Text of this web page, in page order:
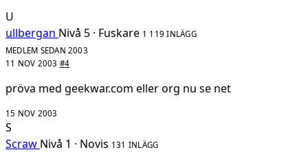
U
ullbergan Nivå 5 · Fuskare 1 119 INLÄGG
MEDLEM SEDAN 2003
11 NOV 2003 #4
pröva med geekwar.com eller org nu se net
15 NOV 2003
S
Scraw Nivå 1 · Novis 131 INLÄGG